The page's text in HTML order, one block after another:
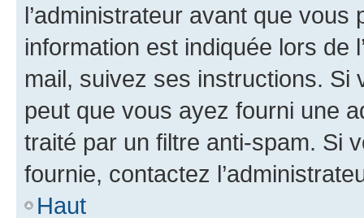
l’administrateur avant que
information est indiquée lors de
mail, suivez ses instructions. Si
peut que vous ayez fourni une
traité par un filtre anti-spam. Si
fournie, contactez
Haut